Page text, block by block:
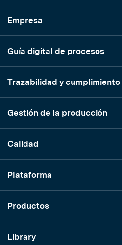
Empresa
Guía digital de procesos
Trazabilidad y cumplimiento
Gestión de la producción
Calidad
Plataforma
Productos
Library